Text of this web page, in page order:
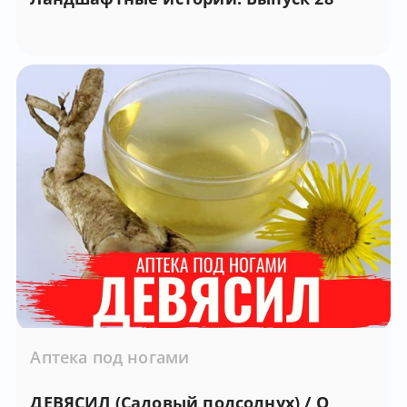
Аптека под ногами
ДЕВЯСИЛ (Садовый подсолнух) / О